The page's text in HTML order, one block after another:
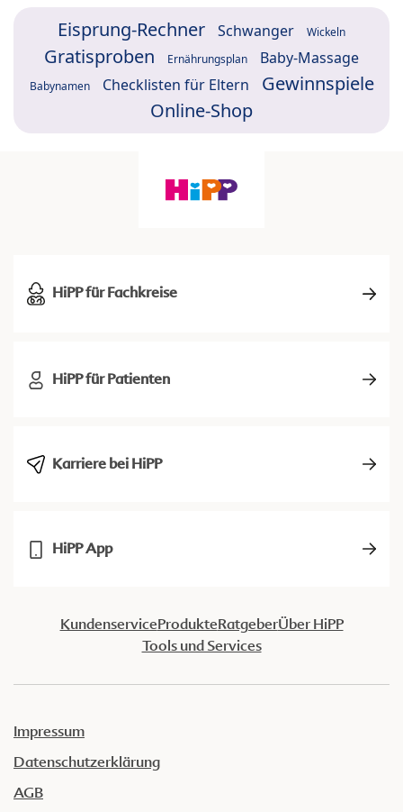
Eisprung-Rechner Schwanger Wickeln
Gratisproben Ernährungsplan Baby-Massage
Babynamen Checklisten für Eltern
Gewinnspiele
Online-Shop
HiPP für Fachkreise
HiPP für Patienten
Karriere bei HiPP
HiPP App
KundenserviceProdukteRatgeberÜber HiPP
Tools und Services
Impressum
Datenschutzerklärung
AGB